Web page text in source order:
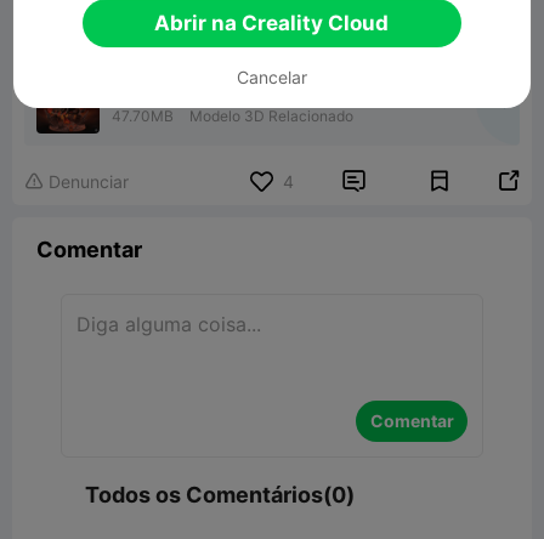
47.70MB Modelo 3D Relacionado
 Denunciar 4  
Comentar
Comentar
Todos os Comentários(0)
Abrir na Creality Cloud
Cancelar